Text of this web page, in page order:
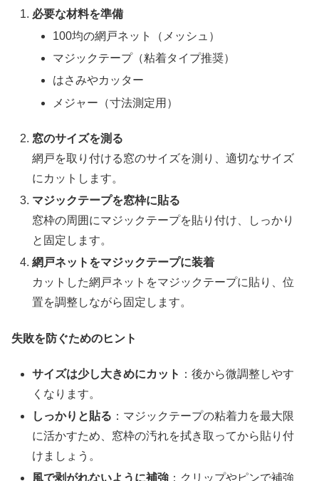
必要な材料を準備
100均の網戸ネット（メッシュ）
マジックテープ（粘着タイプ推奨）
はさみやカッター
メジャー（寸法測定用）
窓のサイズを測る
網戸を取り付ける窓のサイズを測り、適切なサイズ
にカットします。
マジックテープを窓枠に貼る
窓枠の周囲にマジックテープを貼り付け、しっかり
と固定します。
網戸ネットをマジックテープに装着
カットした網戸ネットをマジックテープに貼り、位
置を調整しながら固定します。
失敗を防ぐためのヒント
サイズは少し大きめにカット ：後から微調整しやす
くなります。
しっかりと貼る ：マジックテープの粘着力を最大限
に活かすため、窓枠の汚れを拭き取ってから貼り付
けましょう。
風で剥がれないように補強 ：クリップやピンで補強